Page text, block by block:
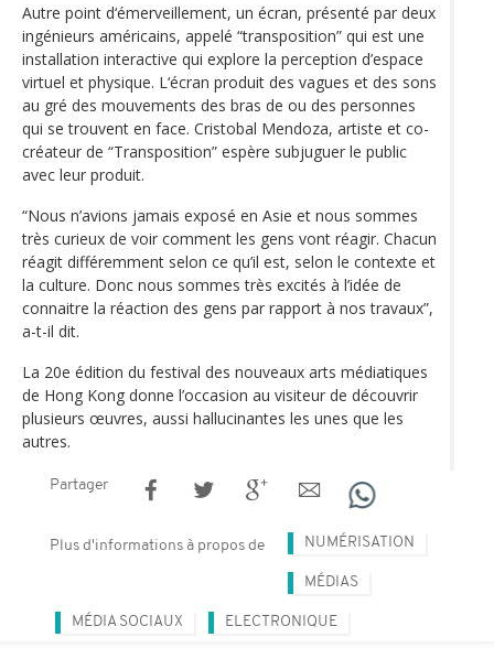
Autre point d‘émerveillement, un écran, présenté par deux
ingénieurs américains, appelé “transposition” qui est une
installation interactive qui explore la perception d’espace
virtuel et physique. L‘écran produit des vagues et des sons
au gré des mouvements des bras de ou des personnes
qui se trouvent en face. Cristobal Mendoza, artiste et co-
créateur de “Transposition” espère subjuguer le public
avec leur produit.
“Nous n’avions jamais exposé en Asie et nous sommes
très curieux de voir comment les gens vont réagir. Chacun
réagit différemment selon ce qu’il est, selon le contexte et
la culture. Donc nous sommes très excités à l’idée de
connaitre la réaction des gens par rapport à nos travaux”,
a-t-il dit.
La 20e édition du festival des nouveaux arts médiatiques
de Hong Kong donne l’occasion au visiteur de découvrir
plusieurs œuvres, aussi hallucinantes les unes que les
autres.
Partager
Plus d'informations à propos de NUMÉRISATION
MÉDIAS
MÉDIA SOCIAUX ELECTRONIQUE